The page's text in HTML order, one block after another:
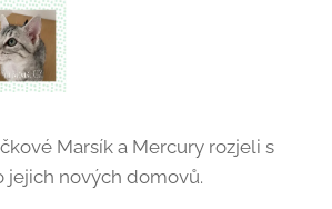
Marsík a Mercury rozjeli s
jejich nových domovů.